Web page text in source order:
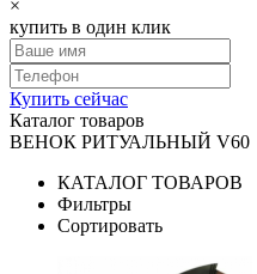
×
купить в один клик
Купить сейчас
Каталог товаров
ВЕНОК РИТУАЛЬНЫЙ V60
КАТАЛОГ ТОВАРОВ
Фильтры
Сортировать